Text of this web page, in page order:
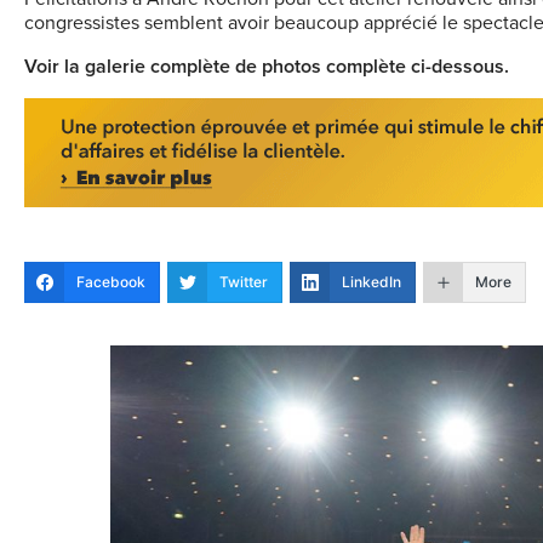
congressistes semblent avoir beaucoup apprécié le
Voir la galerie complète de photos complète ci-dessous.
Facebook Twitter LinkedIn More